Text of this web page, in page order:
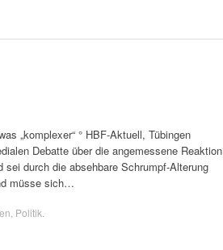
„komplexer“ ° HBF-Aktuell, Tübingen
Debatte über die angemessene Reaktion
durch die absehbare Schrumpf-Alterung
müsse sich…
Politik